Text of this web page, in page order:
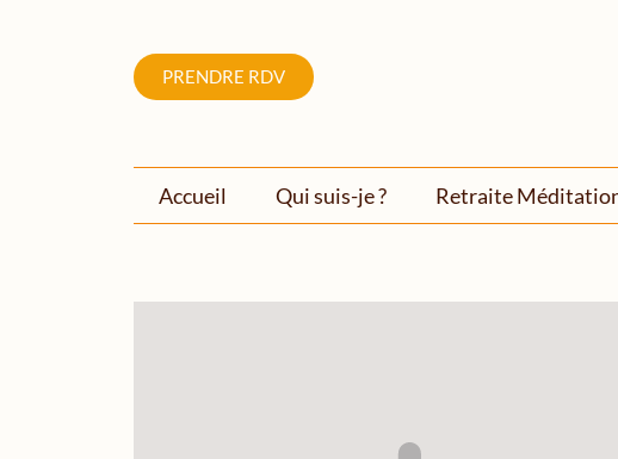
PRENDRE RDV
Accueil Qui suis-je ? Retraite